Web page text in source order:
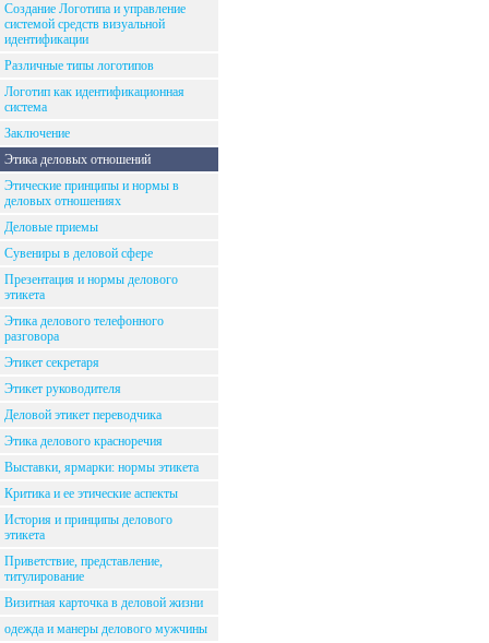
Создание Логотипа и управление
системой средств визуальной
идентификации
Различные типы логотипов
Логотип как идентификационная
система
Заключение
Этика деловых отношений
Этические принципы и нормы в
деловых отношениях
Деловые приемы
Сувениры в деловой сфере
Презентация и нормы делового
этикета
Этика делового телефонного
разговора
Этикет секретаря
Этикет руководителя
Деловой этикет переводчика
Этика делового красноречия
Выставки, ярмарки: нормы этикета
Критика и ее этические аспекты
История и принципы делового
этикета
Приветствие, представление,
титулирование
Визитная карточка в деловой жизни
одежда и манеры делового мужчины